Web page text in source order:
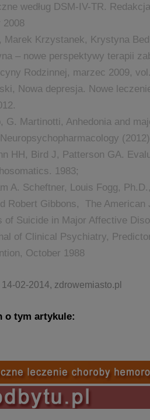
według DSM-IV-TR.
Krzystanek, Krystyna
– nowe perspektywy terapii
Rodzinnej, marzec 2009,
Nowa depresja. Nowe
Martinotti, Anhedonia and
HH, Bird J, Patterson GA.
1983;
Scheftner, Louis Fogg,
Robert Gibbons, The
of Suicide in Major Affective
of Clinical Psychiatry,
October 1988
02-2014, zdrowemiasto.pl
o tym artykule: